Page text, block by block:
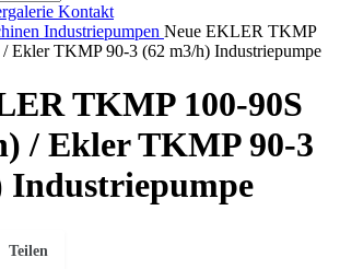
Kontakt
Industriepumpen Neue EKLER TKMP
Ekler TKMP 90-3 (62 m3/h) Industriepumpe
TKMP 100-90S
/ Ekler TKMP 90-3
Industriepumpe
Teilen